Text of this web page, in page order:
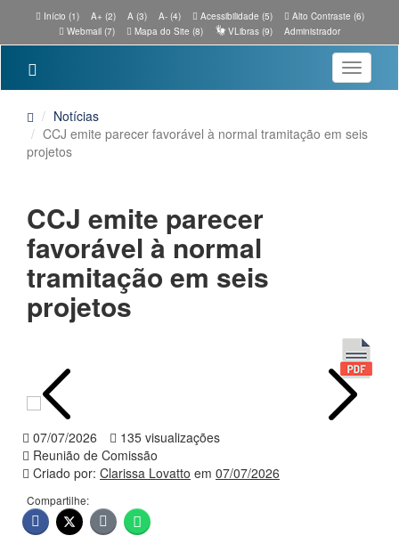
Início (1) A+ (2) A (3) A- (4) Acessibilidade (5)
Alto Contraste (6)
Webmail (7)
Mapa do Site (8) VLibras (9) Administrador
Toggle
Notícias
CCJ emite parecer favorável à normal tramitação em seis
projetos
CCJ emite parecer
favorável à normal
tramitação em seis
projetos
07/07/2026
135 visualizações
Reunião de Comissão
Criado por: Clarissa Lovatto em 07/07/2026
Compartilhe: